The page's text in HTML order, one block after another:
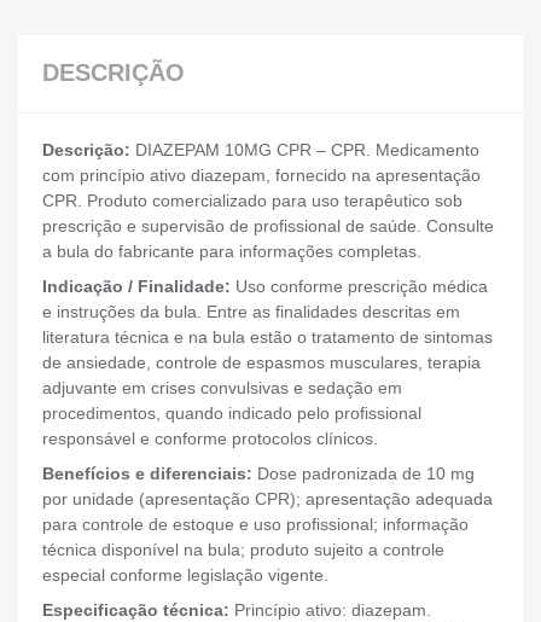
DESCRIÇÃO
Descrição: DIAZEPAM 10MG CPR – CPR. Medicamento
com princípio ativo diazepam, fornecido na apresentação
CPR. Produto comercializado para uso terapêutico sob
prescrição e supervisão de profissional de saúde. Consulte
a bula do fabricante para informações completas.
Indicação / Finalidade: Uso conforme prescrição médica
e instruções da bula. Entre as finalidades descritas em
literatura técnica e na bula estão o tratamento de sintomas
de ansiedade, controle de espasmos musculares, terapia
adjuvante em crises convulsivas e sedação em
procedimentos, quando indicado pelo profissional
responsável e conforme protocolos clínicos.
Benefícios e diferenciais: Dose padronizada de 10 mg
por unidade (apresentação CPR); apresentação adequada
para controle de estoque e uso profissional; informação
técnica disponível na bula; produto sujeito a controle
especial conforme legislação vigente.
Especificação técnica: Princípio ativo: diazepam.